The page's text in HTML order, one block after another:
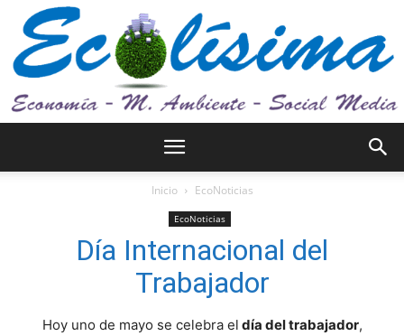
Medio
ambiente
Inicio EcoNoticias
EcoNoticias
Día Internacional del
Trabajador
Hoy uno de mayo se celebra el día del trabajador,